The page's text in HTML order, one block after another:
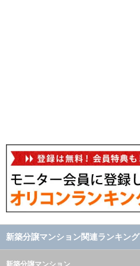
新築分譲マンション関連ランキング
新築分譲マンション